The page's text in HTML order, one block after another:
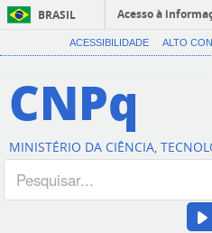
BRASIL
Acesso à
ACESSIBILIDADE ALTO
CNPq
MINISTÉRIO DA CIÊNCIA,